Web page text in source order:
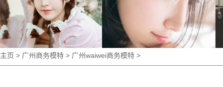
主页 > 广州商务模特 > 广州waiwei商务模特 >